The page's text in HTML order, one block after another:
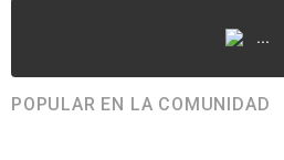
...
POPULAR EN LA COMUNIDAD